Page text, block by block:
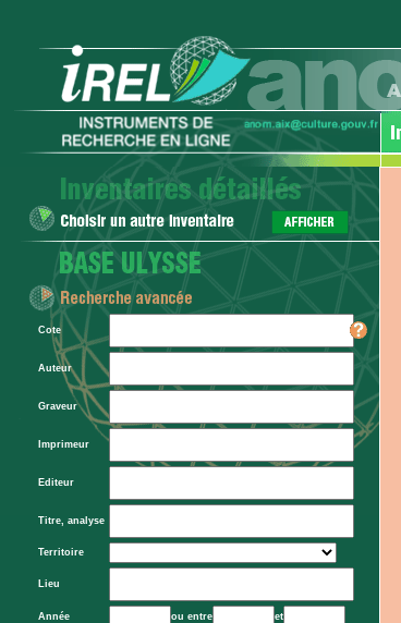
Cote
Auteur
Graveur
Imprimeur
Editeur
Titre, analyse
Territoire
Lieu
Année ou entre et